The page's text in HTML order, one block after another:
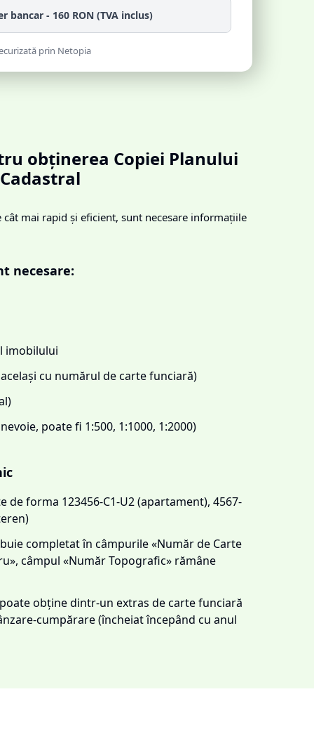
bancar - 160 RON (TVA inclus)
prin Netopia
obținerea Copiei Planului
Cadastral
cât mai rapid și eficient, sunt necesare informațiile
necesare:
imobilului
cu numărul de carte funciară)
poate fi 1:500, 1:1000, 1:2000)
forma 123456-C1-U2 (apartament), 4567-
completat în câmpurile «Număr de Carte
câmpul «Număr Topografic» rămâne
obține dintr-un extras de carte funciară
cumpărare (încheiat începând cu anul